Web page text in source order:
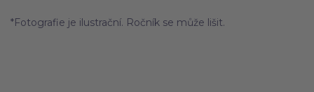
*Fotografie je ilustrační. Ročník se může lišit.